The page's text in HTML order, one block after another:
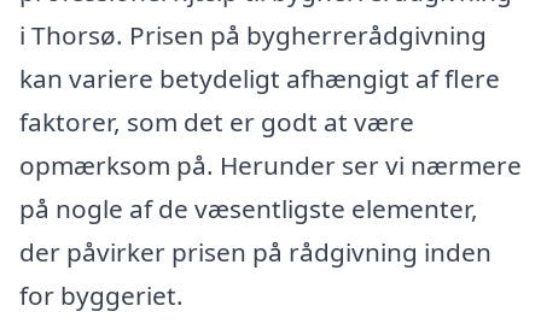
i Thorsø. Prisen på bygherrerådgivning
kan variere betydeligt afhængigt af flere
faktorer, som det er godt at være
opmærksom på. Herunder ser vi nærmere
på nogle af de væsentligste elementer,
der påvirker prisen på rådgivning inden
for byggeriet.